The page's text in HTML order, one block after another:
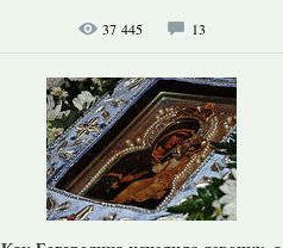
37 445 13